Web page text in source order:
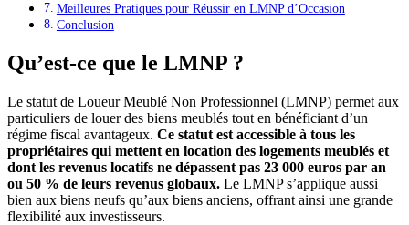
Meilleures Pratiques pour Réussir en LMNP d’Occasion
Conclusion
Qu’est-ce que le LMNP ?
Le statut de Loueur Meublé Non Professionnel (LMNP) permet aux
particuliers de louer des biens meublés tout en bénéficiant d’un
régime fiscal avantageux. Ce statut est accessible à tous les
propriétaires qui mettent en location des logements meublés et
dont les revenus locatifs ne dépassent pas 23 000 euros par an
ou 50 % de leurs revenus globaux. Le LMNP s’applique aussi
bien aux biens neufs qu’aux biens anciens, offrant ainsi une grande
flexibilité aux investisseurs.